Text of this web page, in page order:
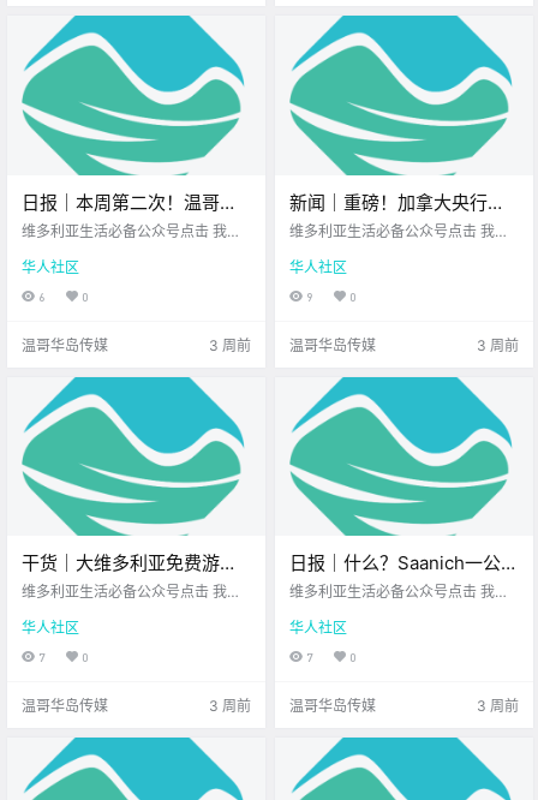
日报｜本周第二次！温哥华
岛北部海域又地震了！
线！
维多利亚生活必备公众号点击 我在
想一直在你身边UPS维多利亚DT店
您值得信赖的地产经纪公元2026年
7月16日 农历6月3日 星期四 巨蟹
预报（.
华人社区
6 0
温哥华岛传媒 3 周前
新闻｜重磅！加拿大央行今
日宣布：基准利率继续维持
多加拿大人对中国抱有好
感，美国信任度持续下滑！
维多利亚生活必备公众号点击 我在
想一直在你身边您值得信赖的地产
经纪北美最大亚洲超市 大家周三好
呀~ 一周过半 希望你心情不错 先来
央行今日.
华人社区
9 0
温哥华岛传媒 3 周前
干货｜大维多利亚免费游泳
健身指南：这个官方隐藏福
维多利亚生活必备公众号点击 我在
想一直在你身边您值得信赖的地产
经纪北美最大亚洲超市 在舒适的夏
地 最惬意、.
华人社区
7 0
温哥华岛传媒 3 周前
日报｜什么？Saanich一公园
发生严重袭击案！维多利亚
漫至街道！
维多利亚生活必备公众号点击 我在
想一直在你身边UPS维多利亚DT店
您值得信赖的地产经纪公元2026年
预报（.
华人社区
7 0
温哥华岛传媒 3 周前